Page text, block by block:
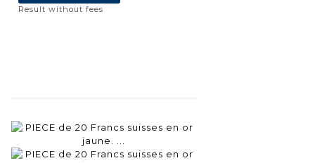
Result without fees